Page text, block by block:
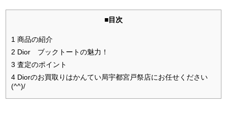
■目次
1 商品の紹介
2 Dior ブックトートの魅力！
3 査定のポイント
4 Diorのお買取りはかんてい局宇都宮戸祭店にお任せください
(^^)/